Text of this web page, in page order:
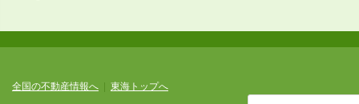
全国の不動産情報へ 東海トップへ